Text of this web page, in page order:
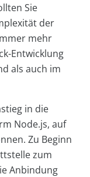
Sie
der
mehr
Entwicklung
als auch im
in die
Node.js, auf
Zu Beginn
zum
Anbindung